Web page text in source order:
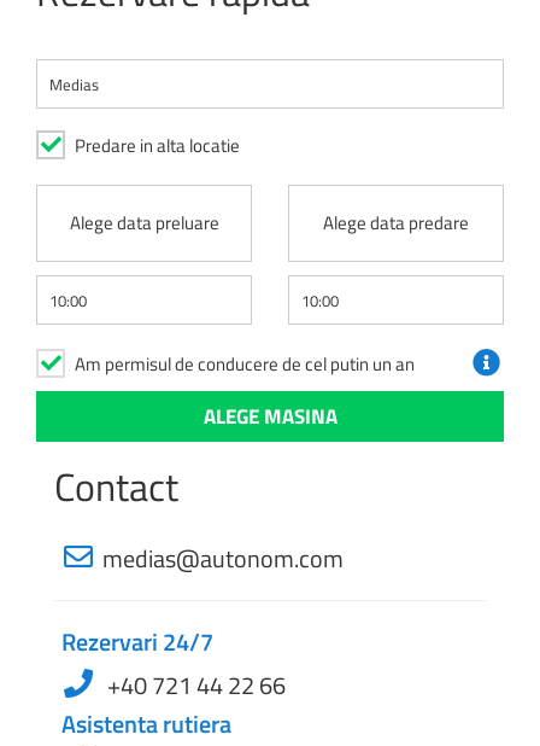
Predare in alta locatie
Alege data preluare Alege data predare
Am permisul de conducere de cel putin un an
Contact
medias@autonom.com
Rezervari 24/7
+40 721 44 22 66
Asistenta rutiera